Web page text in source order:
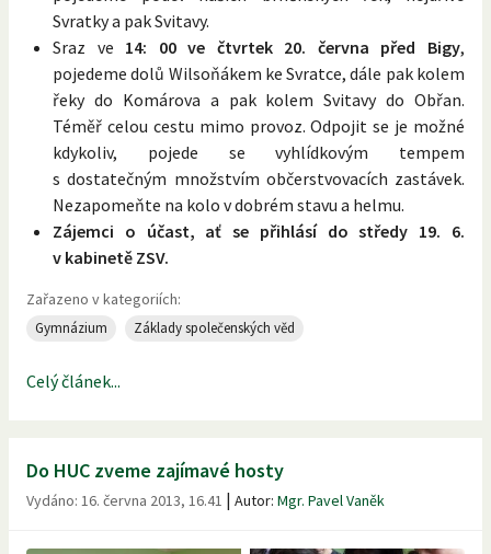
Svratky a pak Svitavy.
Sraz ve 14: 00 ve čtvrtek 20. června před Bigy,
pojedeme dolů Wilsoňákem ke Svratce, dále pak kolem
řeky do Komárova a pak kolem Svitavy do Obřan.
Téměř celou cestu mimo provoz. Odpojit se je možné
kdykoliv, pojede se vyhlídkovým tempem
s dostatečným množstvím občerstvovacích zastávek.
Nezapomeňte na kolo v dobrém stavu a helmu.
Zájemci o účast, ať se přihlásí do středy 19. 6.
v kabinetě ZSV.
Zařazeno v kategoriích:
Gymnázium Základy společenských věd
Celý článek...
Do HUC zveme zajímavé hosty
Vydáno: 16. června 2013, 16.41 | Autor: Mgr. Pavel Vaněk